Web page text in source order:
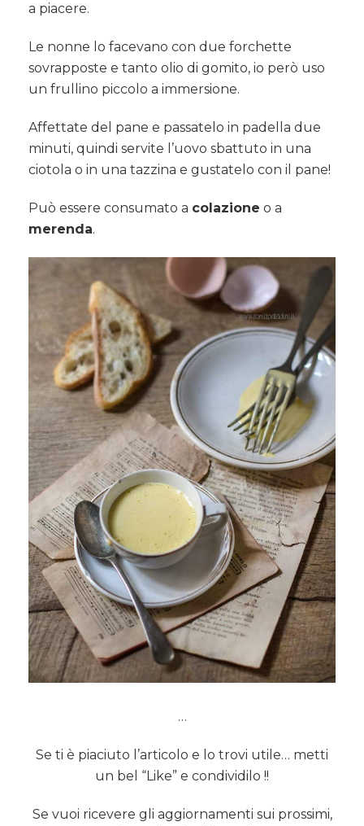
a piacere.
Le nonne lo facevano con due forchette
sovrapposte e tanto olio di gomito, io però uso
un frullino piccolo a immersione.
Affettate del pane e passatelo in padella due
minuti, quindi servite l’uovo sbattuto in una
ciotola o in una tazzina e gustatelo con il pane!
Può essere consumato a colazione o a
merenda.
…
Se ti è piaciuto l’articolo e lo trovi utile… metti
un bel “Like” e condividilo !!
Se vuoi ricevere gli aggiornamenti sui prossimi,